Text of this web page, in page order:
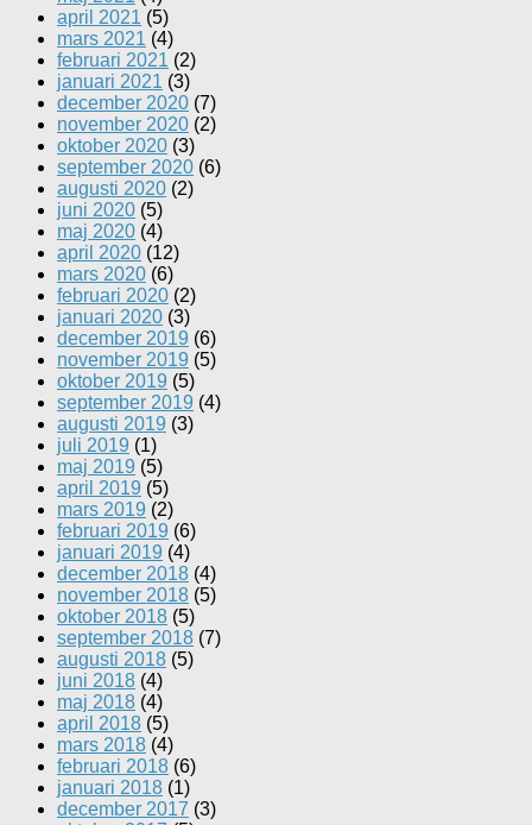
april 2021 (5)
mars 2021 (4)
februari 2021 (2)
januari 2021 (3)
december 2020 (7)
november 2020 (2)
oktober 2020 (3)
september 2020 (6)
augusti 2020 (2)
juni 2020 (5)
maj 2020 (4)
april 2020 (12)
mars 2020 (6)
februari 2020 (2)
januari 2020 (3)
december 2019 (6)
november 2019 (5)
oktober 2019 (5)
september 2019 (4)
augusti 2019 (3)
juli 2019 (1)
maj 2019 (5)
april 2019 (5)
mars 2019 (2)
februari 2019 (6)
januari 2019 (4)
december 2018 (4)
november 2018 (5)
oktober 2018 (5)
september 2018 (7)
augusti 2018 (5)
juni 2018 (4)
maj 2018 (4)
april 2018 (5)
mars 2018 (4)
februari 2018 (6)
januari 2018 (1)
december 2017 (3)